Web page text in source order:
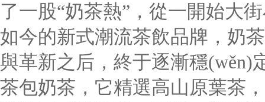
了一股“奶茶熱”，從一開始大
如今的新式潮流茶飲品牌，奶
與革新之后，終于逐漸穩(wěn)
茶包奶茶，它精選高山原葉茶